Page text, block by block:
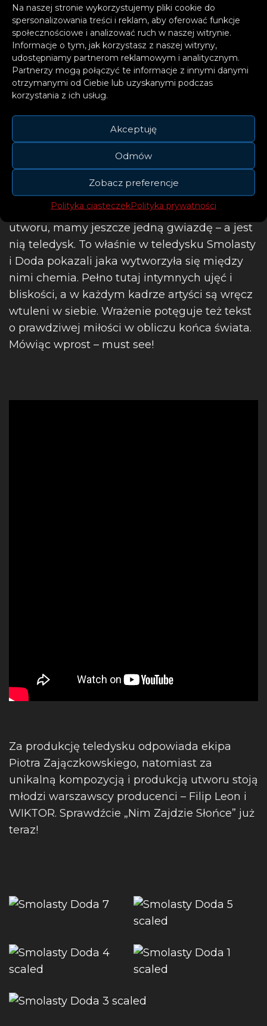
Na naszej stronie wykorzystujemy pliki cookie do
spersonalizowania treści i reklam, aby oferować funkcje
społecznościowe i analizować ruch w naszej witrynie.
Informacje o tym, jak korzystasz z naszej witryny,
udostępniamy partnerom reklamowym i analitycznym.
Partnerzy mogą połączyć te informacje z innymi danymi
otrzymanymi od Ciebie lub uzyskanymi podczas
korzystania z ich usług.
Akceptuję
Odmów
Zobacz preferencje
Polityka ciasteczekPolityka prywatności
bez końca. Co więcej, lekko podrapowana
zwrotka Dody i jej kosmicznie wysokie falsety
w refrenie w harmonicznym połączeniu z
wokalem Smolastego, to coś, co po prostu
trzeba usłyszeć,
Lecz oprócz Smolastego, Dody i samego
utworu, mamy jeszcze jedną gwiazdę – a jest
nią teledysk. To właśnie w teledysku Smolasty
i Doda pokazali jaka wytworzyła się między
nimi chemia. Pełno tutaj intymnych ujęć i
bliskości, a w każdym kadrze artyści są wręcz
wtuleni w siebie. Wrażenie potęguje też tekst
o prawdziwej miłości w obliczu końca świata.
Mówiąc wprost – must see!
Za produkcję teledysku odpowiada ekipa
Piotra Zajączkowskiego, natomiast za
unikalną kompozycją i produkcją utworu stoją
młodzi warszawscy producenci – Filip Leon i
WIKTOR. Sprawdźcie „Nim Zajdzie Słońce” już
teraz!